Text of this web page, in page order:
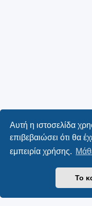
Αυτή η ιστοσελίδα
επιβεβαιώσει ότι θα
εμπειρία χρήσης.
Το